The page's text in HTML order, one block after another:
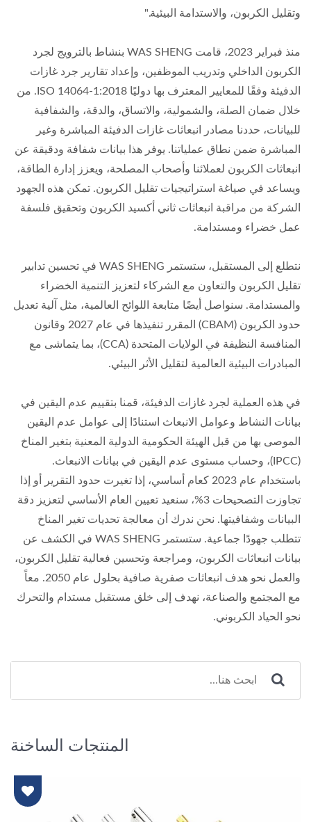
وتقليل الكربون، والاستدامة البيئية."
منذ فبراير 2023، قامت WAS SHENG بنشاط بالترويج لجرد
الكربون الداخلي وتدريب الموظفين، وإعداد تقارير جرد غازات
الدفيئة وفقًا للمعايير المعترف بها دوليًا ISO 14064-1:2018. من
خلال ضمان الصلة، والشمولية، والاتساق، والدقة، والشفافية
للبيانات، حددنا مصادر انبعاثات غازات الدفيئة المباشرة وغير
المباشرة ضمن نطاق عملياتنا. يوفر هذا بيانات شفافة ودقيقة عن
انبعاثات الكربون لعملائنا وأصحاب المصلحة، ويعزز إدارة الطاقة،
ويساعد في صياغة استراتيجيات تقليل الكربون. تمكن هذه الجهود
الشركة من مراقبة انبعاثات ثاني أكسيد الكربون وتحقيق فلسفة
عمل خضراء ومستدامة.
نتطلع إلى المستقبل، ستستمر WAS SHENG في تحسين تدابير
تقليل الكربون والتعاون مع الشركاء لتعزيز التنمية الخضراء
والمستدامة. سنواصل أيضًا متابعة اللوائح العالمية، مثل آلية تعديل
حدود الكربون (CBAM) المقرر تنفيذها في عام 2027 وقانون
المنافسة النظيفة في الولايات المتحدة (CCA)، بما يتماشى مع
المبادرات البيئية العالمية لتقليل الأثر البيئي.
في هذه العملية لجرد غازات الدفيئة، قمنا بتقييم عدم اليقين في
بيانات النشاط وعوامل الانبعاث استنادًا إلى عوامل عدم اليقين
الموصى بها من قبل الهيئة الحكومية الدولية المعنية بتغير المناخ
(IPCC)، وحساب مستوى عدم اليقين في بيانات الانبعاث.
باستخدام عام 2023 كعام أساسي، إذا تغيرت حدود التقرير أو إذا
تجاوزت التصحيحات 3%، سنعيد تعيين العام الأساسي لتعزيز دقة
البيانات وشفافيتها. نحن ندرك أن معالجة تحديات تغير المناخ
تتطلب جهودًا جماعية. ستستمر WAS SHENG في الكشف عن
بيانات انبعاثات الكربون، ومراجعة وتحسين فعالية تقليل الكربون،
والعمل نحو هدف انبعاثات صفرية صافية بحلول عام 2050. معاً
مع المجتمع والصناعة، نهدف إلى خلق مستقبل مستدام والتحرك
نحو الحياد الكربوني.
المنتجات الساخنة